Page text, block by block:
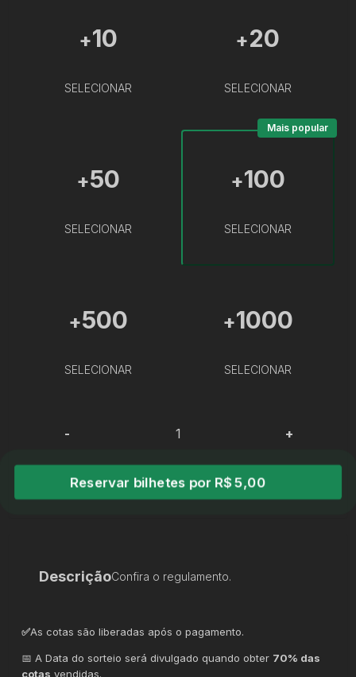
+10
SELECIONAR
+20
SELECIONAR
+50
SELECIONAR
+100
SELECIONAR
Mais popular
+500
SELECIONAR
+1000
SELECIONAR
- +
Reservar bilhetes por R$ 5,00
DescriçãoConfira o regulamento.
✅As cotas são liberadas após o pagamento.
📅 A Data do sorteio será divulgado quando obter 70% das
cotas vendidas.